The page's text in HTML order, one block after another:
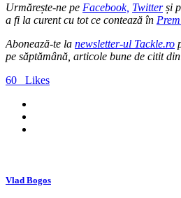
Urmărește-ne pe Facebook, Twitterși
a fi la curent cu tot ce contează în
Abonează-te la newsletter-ul Tackle.ro
pe săptămână, articole bune de citit
60
Likes
Vlad Bogos